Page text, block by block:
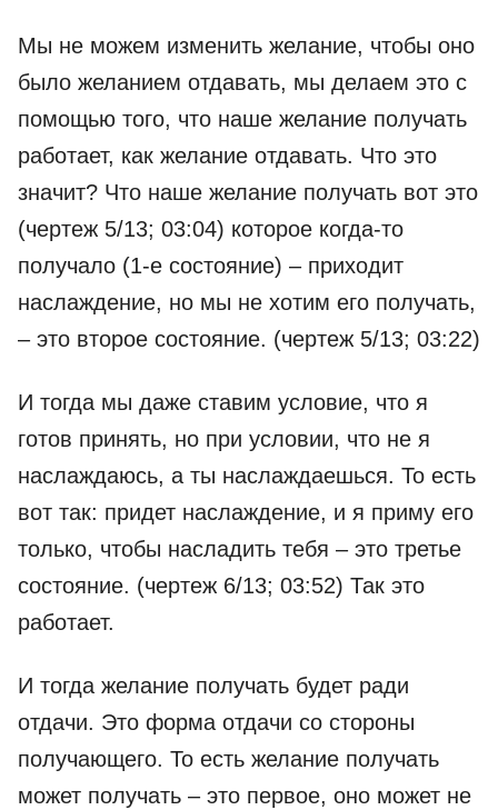
Мы не можем изменить желание, чтобы оно
было желанием отдавать, мы делаем это с
помощью того, что наше желание получать
работает, как желание отдавать. Что это
значит? Что наше желание получать вот это
(чертеж 5/13; 03:04) которое когда-то
получало (1-е состояние) – приходит
наслаждение, но мы не хотим его получать,
– это второе состояние. (чертеж 5/13; 03:22)
И тогда мы даже ставим условие, что я
готов принять, но при условии, что не я
наслаждаюсь, а ты наслаждаешься. То есть
вот так: придет наслаждение, и я приму его
только, чтобы насладить тебя – это третье
состояние. (чертеж 6/13; 03:52) Так это
работает.
И тогда желание получать будет ради
отдачи. Это форма отдачи со стороны
получающего. То есть желание получать
может получать – это первое, оно может не